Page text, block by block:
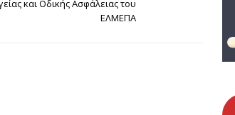
και Οδικής Ασφάλειας του
ΕΛΜΕΠΑ